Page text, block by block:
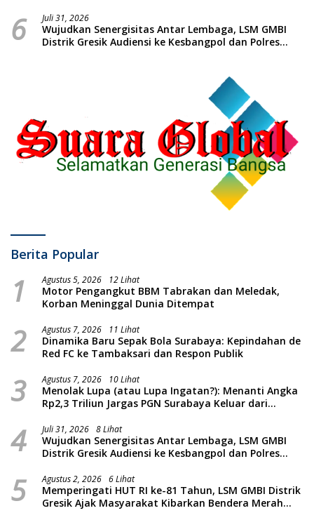
6 Juli 31, 2026
Wujudkan Senergisitas Antar Lembaga, LSM GMBI
Distrik Gresik Audiensi ke Kesbangpol dan Polres
Berita Popular
1 Agustus 5, 2026 12 Lihat
Motor Pengangkut BBM Tabrakan dan Meledak,
Korban Meninggal Dunia Ditempat
2 Agustus 7, 2026 11 Lihat
Dinamika Baru Sepak Bola Surabaya: Kepindahan de
Red FC ke Tambaksari dan Respon Publik
3 Agustus 7, 2026 10 Lihat
Menolak Lupa (atau Lupa Ingatan?): Menanti Angka
Rp2,3 Triliun Jargas PGN Surabaya Keluar dari
4 Juli 31, 2026 8 Lihat
Wujudkan Senergisitas Antar Lembaga, LSM GMBI
Distrik Gresik Audiensi ke Kesbangpol dan Polres
Piatu
5 Agustus 2, 2026 6 Lihat
Memperingati HUT RI ke-81 Tahun, LSM GMBI Distrik
Gresik Ajak Masyarakat Kibarkan Bendera Merah